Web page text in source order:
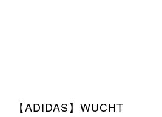
【ADIDAS】WUCHT